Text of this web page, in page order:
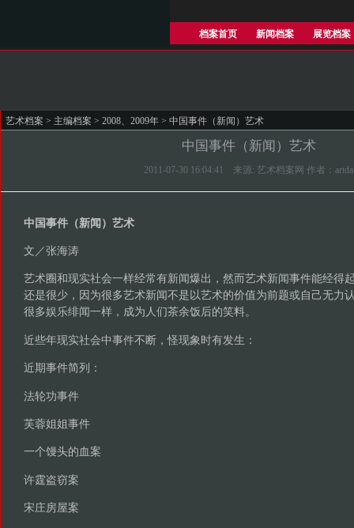
档案首页 新闻档案 展览档案
艺术档案 > 主编档案 > 2008、2009年 > 中国事件（新闻）艺术
中国事件（新闻）艺术
2011-07-30 16:04:41 来源: 艺术档案网 作者：artda
中国事件（新闻）艺术
文／张海涛
艺术圈和现实社会一样经常有新闻爆出，然而艺术新闻事件能经得
还是很少，因为很多艺术新闻不是以艺术的价值为前题或自己无力
很多娱乐绯闻一样，成为人们茶余饭后的笑料。
近些年现实社会中事件不断，怪现象时有发生：
近期事件简列：
法轮功事件
芙蓉姐姐事件
一个馒头的血案
许霆盗窃案
宋庄房屋案